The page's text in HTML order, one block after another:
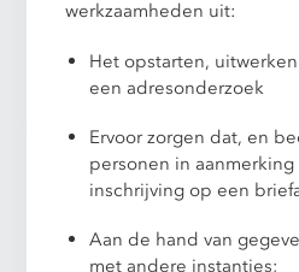
werkzaamheden uit:
Het opstarten,
een adresonderzoek
Ervoor zorgen dat, en
personen in
inschrijving op een
Aan de hand van
met andere instanties;